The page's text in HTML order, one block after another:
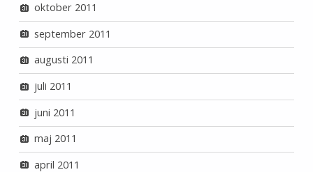
oktober 2011
september 2011
augusti 2011
juli 2011
juni 2011
maj 2011
april 2011